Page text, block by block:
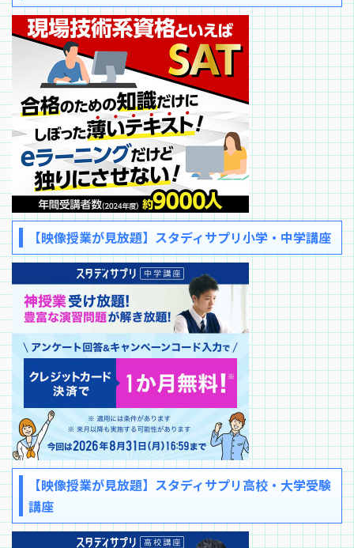
【映像授業が見放題】スタディサプリ小学・中学講座
【映像授業が見放題】スタディサプリ高校・大学受験
講座